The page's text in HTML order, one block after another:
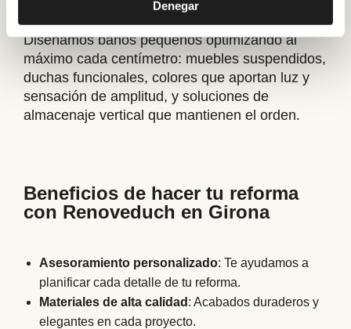
Denegar
para aprovechar el espacio
Diseñamos baños pequeños optimizando al
máximo cada centímetro: muebles suspendidos,
duchas funcionales, colores que aportan luz y
sensación de amplitud, y soluciones de
almacenaje vertical que mantienen el orden.
Beneficios de hacer tu reforma
con Renoveduch en Girona
Asesoramiento personalizado: Te ayudamos a
planificar cada detalle de tu reforma.
Materiales de alta calidad : Acabados duraderos y
elegantes en cada proyecto.